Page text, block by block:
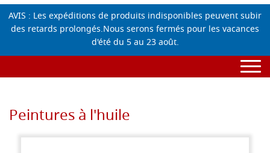
AVIS : Les expéditions de produits indisponibles peuvent subir
des retards prolongés.Nous serons fermés pour les vacances
d'été du 5 au 23 août.
Peintures à l'huile